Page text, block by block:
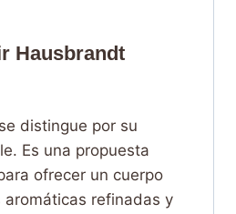
Hausbrandt
distingue por su
Es una propuesta
ofrecer un cuerpo
refinadas y